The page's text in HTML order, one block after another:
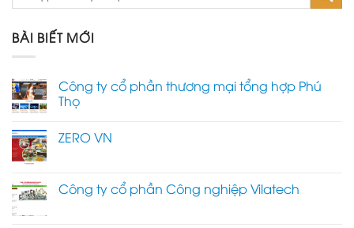
BÀI BIẾT MỚI
Công ty cổ phần thương mại tổng hợp Phú
Thọ
ZERO VN
Công ty cổ phần Công nghiệp Vilatech